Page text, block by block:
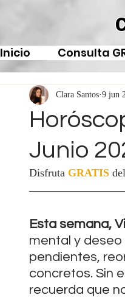
Inicio Consulta
Junio
Clara Santos9 jun
Disfruta GRATIS
Esta semana,
mental y deseo
pendientes,
concretos. Sin
recuerda que